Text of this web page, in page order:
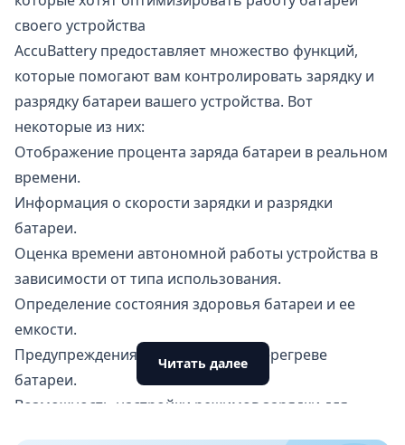
своего устройства
AccuBattery предоставляет множество функций,
которые помогают вам контролировать зарядку и
разрядку батареи вашего устройства. Вот
некоторые из них:
Отображение процента заряда батареи в реальном
времени.
Информация о скорости зарядки и разрядки
батареи.
Оценка времени автономной работы устройства в
зависимости от типа использования.
Определение состояния здоровья батареи и ее
емкости.
Предупреждения о перезаряде и перегреве
батареи.
Возможность настройки режимов зарядки для
Читать далее